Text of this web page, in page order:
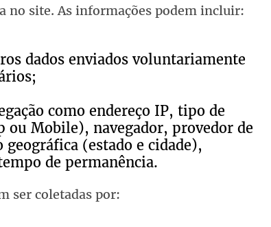
no site. As informações podem incluir:
dados enviados voluntariamente
como endereço IP, tipo de
ou Mobile), navegador, provedor de
(estado e cidade),
de permanência.
ser coletadas por: